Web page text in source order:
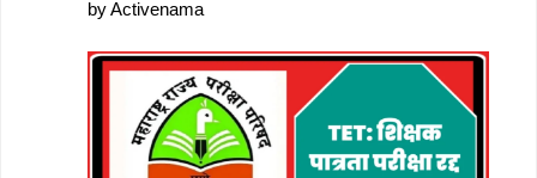
by Activenama